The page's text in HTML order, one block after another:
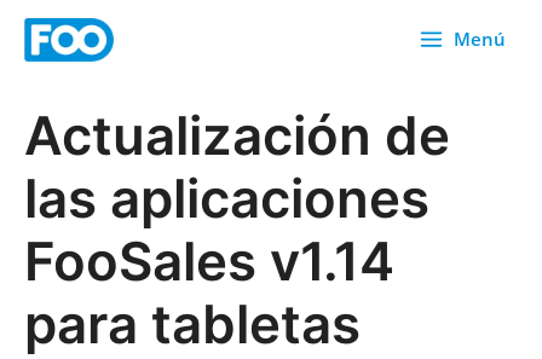
Menú
Actualización de
las aplicaciones
FooSales v1.14
para tabletas